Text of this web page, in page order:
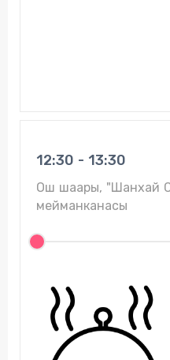
12:30 - 13:30
Ош шаары, "Шанхай
мейманканасы